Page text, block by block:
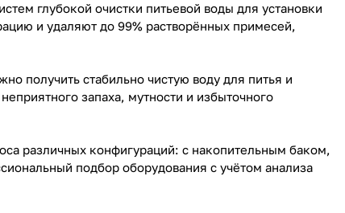
глубокой очистки питьевой воды для установки
и удаляют до 99% растворённых примесей,
получить стабильно чистую воду для питья и
запаха, мутности и избыточного
различных конфигураций: с накопительным баком,
подбор оборудования с учётом анализа